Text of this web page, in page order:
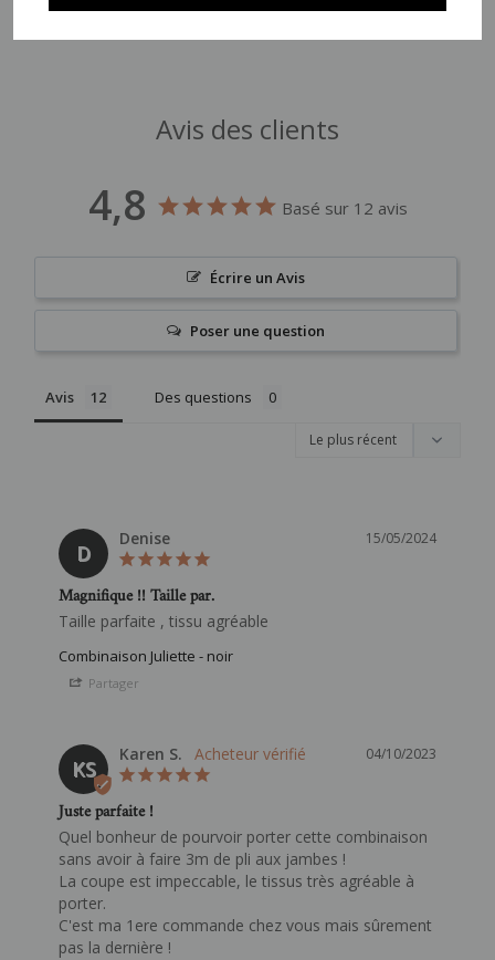
Avis des clients
4,8 Basé sur 12 avis
Écrire un Avis
Poser une question
Avis Des questions
D
15/05/2024
Denise
Magnifique !! Taille par.
Combinaison Juliette - noir
Partager
KS
04/10/2023
Karen S.
Juste parfaite !
Quel bonheur de pourvoir porter cette combinaison
sans avoir à faire 3m de pli aux jambes !
La coupe est impeccable, le tissus très agréable à
porter.
C'est ma 1ere commande chez vous mais sûrement
pas la dernière !